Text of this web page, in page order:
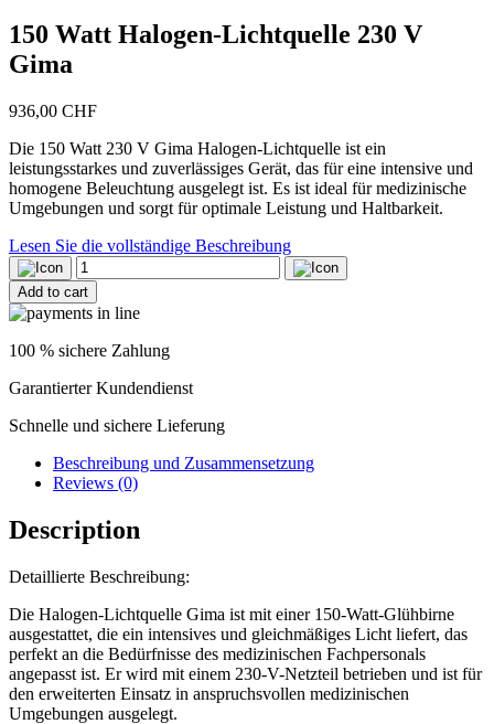
150 Watt Halogen-Lichtquelle 230 V
Gima
936,00 CHF
Die 150 Watt 230 V Gima Halogen-Lichtquelle ist ein
leistungsstarkes und zuverlässiges Gerät, das für eine intensive und
homogene Beleuchtung ausgelegt ist. Es ist ideal für medizinische
Umgebungen und sorgt für optimale Leistung und Haltbarkeit.
Lesen Sie die vollständige Beschreibung
150
Watt
Halogen-
Lichtquelle
230
Gima
Add to cart
100 % sichere Zahlung
Garantierter Kundendienst
Schnelle und sichere Lieferung
Beschreibung und Zusammensetzung
Reviews (0)
Description
Detaillierte Beschreibung:
Die Halogen-Lichtquelle Gima ist mit einer 150-Watt-Glühbirne
ausgestattet, die ein intensives und gleichmäßiges Licht liefert, das
perfekt an die Bedürfnisse des medizinischen Fachpersonals
angepasst ist. Er wird mit einem 230-V-Netzteil betrieben und ist für
den erweiterten Einsatz in anspruchsvollen medizinischen
Umgebungen ausgelegt.